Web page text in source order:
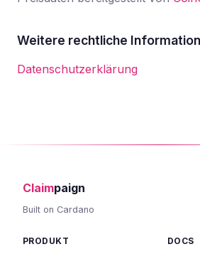
Weitere rechtliche
Datenschutzerklärung
Claimpaign
Built on Cardano
PRODUKT DOCS